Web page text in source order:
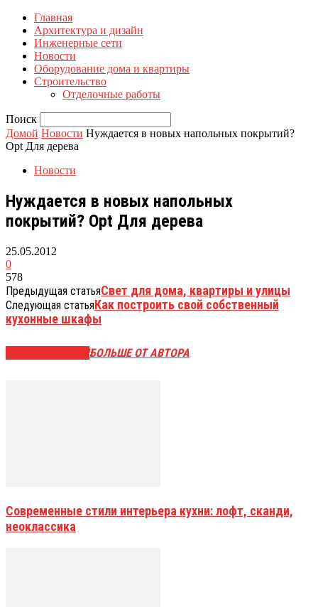
Главная
Архитектура и дизайн
Инженерные сети
Новости
Оборудование дома и квартиры
Строительство
Отделочные работы
Поиск
Домой Новости Нуждается в новых напольных покрытий?
Opt Для дерева
Новости
Нуждается в новых напольных
покрытий? Opt Для дерева
25.05.2012
0
578
Предыдущая статьяСвет для дома, квартиры и улицы
Следующая статьяКак построить свой собственный
кухонные шкафы
БОЛЬШЕ ОТ АВТОРА
Современные стили интерьера кухни: лофт, сканди,
неоклассика